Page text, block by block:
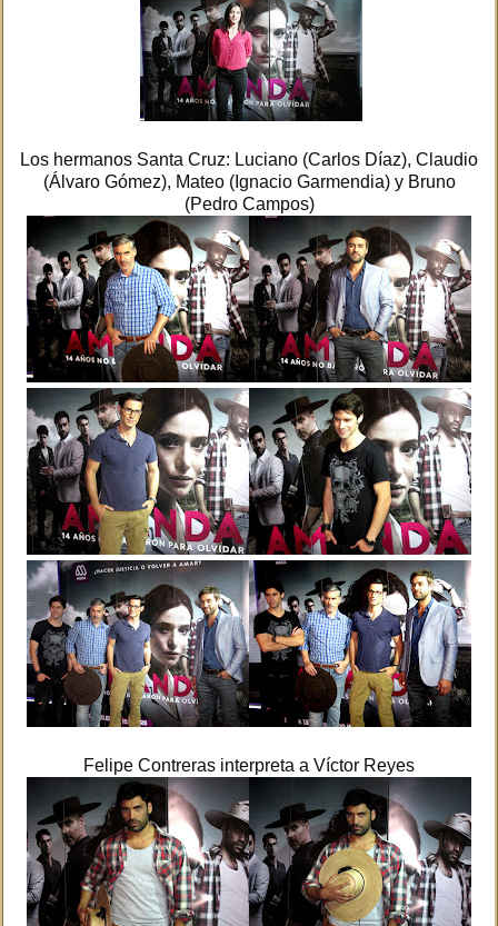
Los hermanos Santa Cruz: Luciano (Carlos Díaz), Claudio
(Álvaro Gómez), Mateo (Ignacio Garmendia) y Bruno
(Pedro Campos)
Felipe Contreras interpreta a Víctor Reyes